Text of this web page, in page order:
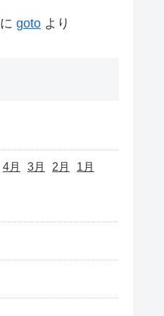
に goto より
4月 3月 2月 1月